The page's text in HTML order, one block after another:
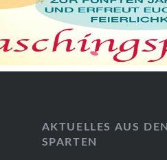
AKTUELLES AUS DEN
SPARTEN